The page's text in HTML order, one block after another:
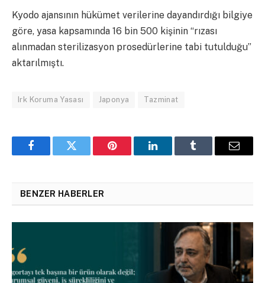
Kyodo ajansının hükümet verilerine dayandırdığı bilgiye
göre, yasa kapsamında 16 bin 500 kişinin “rızası
alınmadan sterilizasyon prosedürlerine tabi tutulduğu”
aktarılmıştı.
Irk Koruma Yasası Japonya Tazminat
FacebookTwitter Pinterest LinkedInTumblr Email
BENZER HABERLER